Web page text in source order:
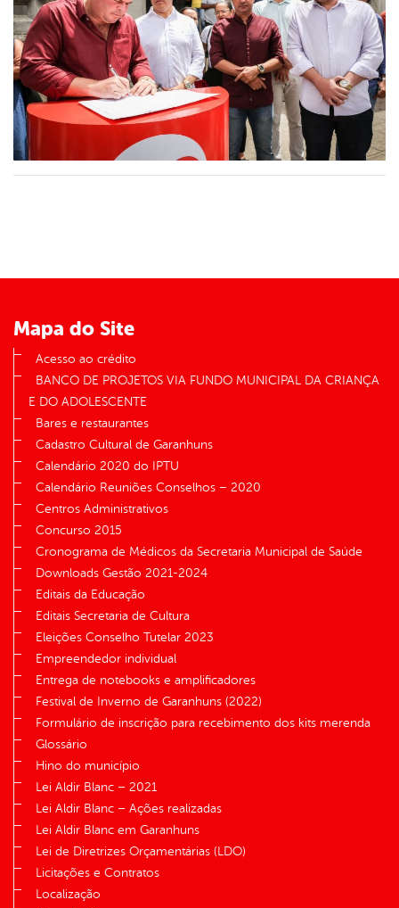
Mapa do Site
Acesso ao crédito
BANCO DE PROJETOS VIA FUNDO MUNICIPAL DA CRIANÇA
E DO ADOLESCENTE
Bares e restaurantes
Cadastro Cultural de Garanhuns
Calendário 2020 do IPTU
Calendário Reuniões Conselhos – 2020
Centros Administrativos
Concurso 2015
Cronograma de Médicos da Secretaria Municipal de Saúde
Downloads Gestão 2021-2024
Editais da Educação
Editais Secretaria de Cultura
Eleições Conselho Tutelar 2023
Empreendedor individual
Entrega de notebooks e amplificadores
Festival de Inverno de Garanhuns (2022)
Formulário de inscrição para recebimento dos kits merenda
Glossário
Hino do município
Lei Aldir Blanc – 2021
Lei Aldir Blanc – Ações realizadas
Lei Aldir Blanc em Garanhuns
Lei de Diretrizes Orçamentárias (LDO)
Licitações e Contratos
Localização